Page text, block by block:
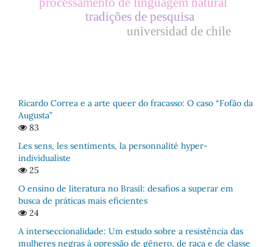
tradições de pesquisa
universidad de chile
Ricardo Correa e a arte queer do fracasso: O caso “Fofão da
Augusta”
83
Les sens, les sentiments, la personnalité hyper-
individualiste
25
O ensino de literatura no Brasil: desafios a superar em
busca de práticas mais eficientes
24
A interseccionalidade: Um estudo sobre a resistência das
mulheres negras à opressão de gênero, de raça e de classe